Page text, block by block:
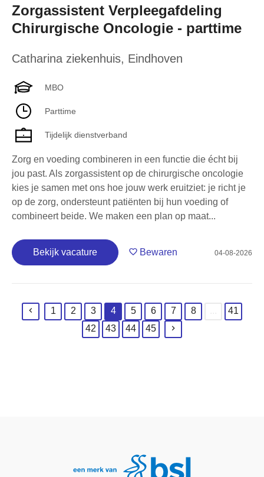
Zorgassistent Verpleegafdeling
Chirurgische Oncologie - parttime
Catharina ziekenhuis, Eindhoven
MBO
Parttime
Tijdelijk dienstverband
Zorg en voeding combineren in een functie die écht bij
jou past. Als zorgassistent op de chirurgische oncologie
kies je samen met ons hoe jouw werk eruitziet: je richt je
op de zorg, ondersteunt patiënten bij hun voeding of
combineert beide. We maken een plan op maat...
Bekijk vacature Bewaren 04-08-2026
1 2 3
4
(current)
5 6 7 8
41
42
43 44 45